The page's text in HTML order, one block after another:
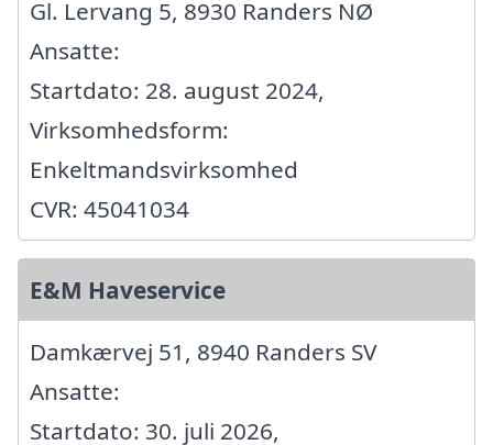
Gl. Lervang 5, 8930 Randers NØ
Ansatte:
Startdato: 28. august 2024,
Virksomhedsform:
Enkeltmandsvirksomhed
CVR: 45041034
E&M Haveservice
Damkærvej 51, 8940 Randers SV
Ansatte:
Startdato: 30. juli 2026,